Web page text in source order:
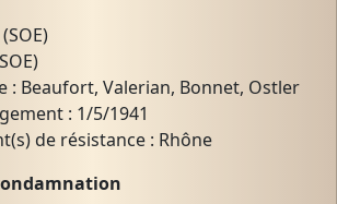
: Beaufort, Valerian, Bonnet, Ostler
: 1/5/1941
de résistance : Rhône